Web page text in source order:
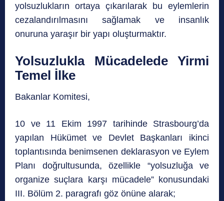
yolsuzlukların ortaya çıkarılarak bu eylemlerin
cezalandırılmasını sağlamak ve insanlık
onuruna yaraşır bir yapı oluşturmaktır.
Yolsuzlukla Mücadelede Yirmi
Temel İlke
Bakanlar Komitesi,
10 ve 11 Ekim 1997 tarihinde Strasbourg’da
yapılan Hükümet ve Devlet Başkanları ikinci
toplantısında benimsenen deklarasyon ve Eylem
Planı doğrultusunda, özellikle “yolsuzluğa ve
organize suçlara karşı mücadele” konusundaki
III. Bölüm 2. paragrafı göz önüne alarak;